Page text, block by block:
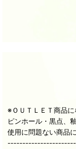
※ＯＵＴＬＥＴ商品に
ピンホール・黒点、
使用に問題ない商品